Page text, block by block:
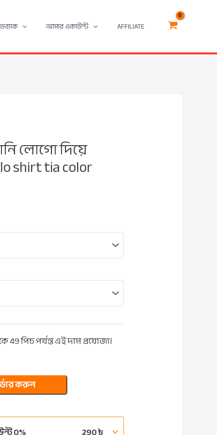
আমার একাউন্ট AFFILIATE
লোগো দিয়ে
shirt tia color
49 পিচ পর্যন্ত এই দাম প্রযোজ্য।
করুন